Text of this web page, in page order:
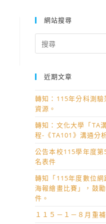
網站搜尋
for:
近期文章
轉知：115年分科測
資源。
轉知：文化大學「TA
程-《TA101》溝通分
公告本校115學年度
名表件
轉知「115年度數位
海報繪畫比賽」，鼓
件。
１１５－１－８月重